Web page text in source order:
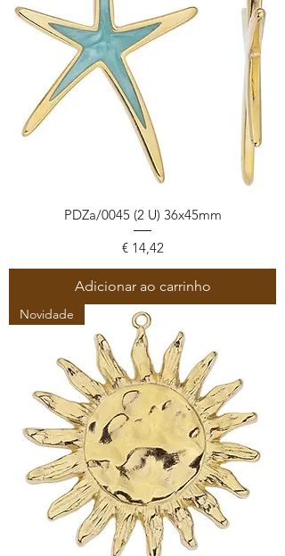
PDZa/0045 (2 U) 36x45mm
Preço
€ 14,42
Adicionar ao carrinho
Novidade